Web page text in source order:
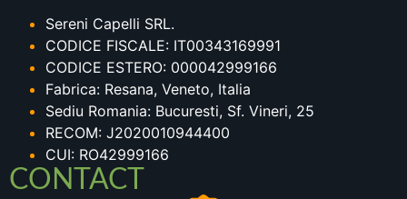
Sereni Capelli SRL.
CODICE FISCALE: IT00343169991
CODICE ESTERO: 000042999166
Fabrica: Resana, Veneto, Italia
Sediu Romania: Bucuresti, Sf. Vineri, 25
RECOM: J2020010944400
CUI: RO42999166
CONTACT